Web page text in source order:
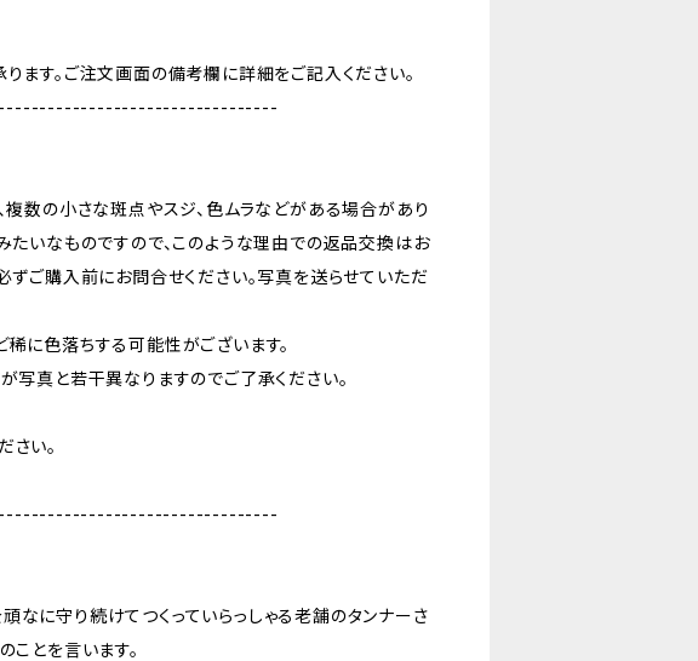
ます。ご注文画面の備考欄に詳細をご記入ください。
複数の小さな斑点やスジ、色ムラなどがある場合があり
たいなものですので、このような理由での返品交換はお
ずご購入前にお問合せください。写真を送らせていただ
に色落ちする可能性がございます。
写真と若干異なりますのでご了承ください。
さい。
なに守り続けてつくっていらっしゃる老舗のタンナーさ
ことを言います。